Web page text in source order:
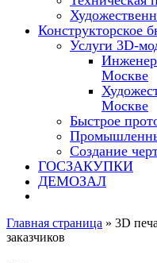
Конструкторское
Услуги 3D-
Москве
Москве
Быстрое
Создание
ГОСЗАКУПКИ
ДЕМОЗАЛ
Главная страница » 3D
заказчиков